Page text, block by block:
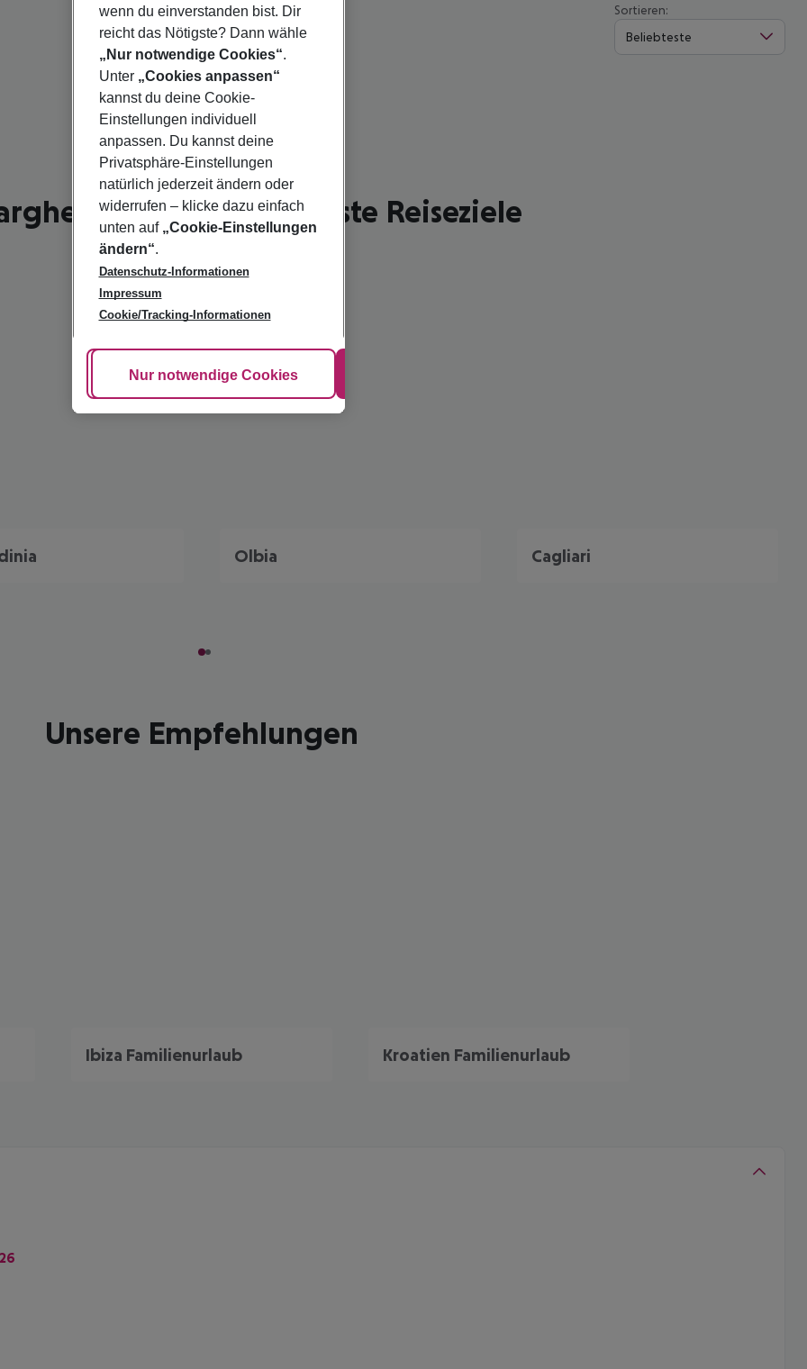
Sortieren:
Beliebteste
di Pula - schönste Reiseziele
Olbia Cagliari
Unsere Empfehlungen
Ibiza Familienurlaub Kroatien Familienurlaub
wenn du einverstanden bist. Dir
reicht das Nötigste? Dann wähle
„Nur notwendige Cookies“.
Unter „Cookies anpassen“
kannst du deine Cookie-
Einstellungen individuell
anpassen. Du kannst deine
Privatsphäre-Einstellungen
natürlich jederzeit ändern oder
widerrufen – klicke dazu einfach
unten auf „Cookie-Einstellungen
ändern“.
Datenschutz-Informationen
Impressum
Cookie/Tracking-Informationen
Cookie anpassen
Nur notwendige Cookies